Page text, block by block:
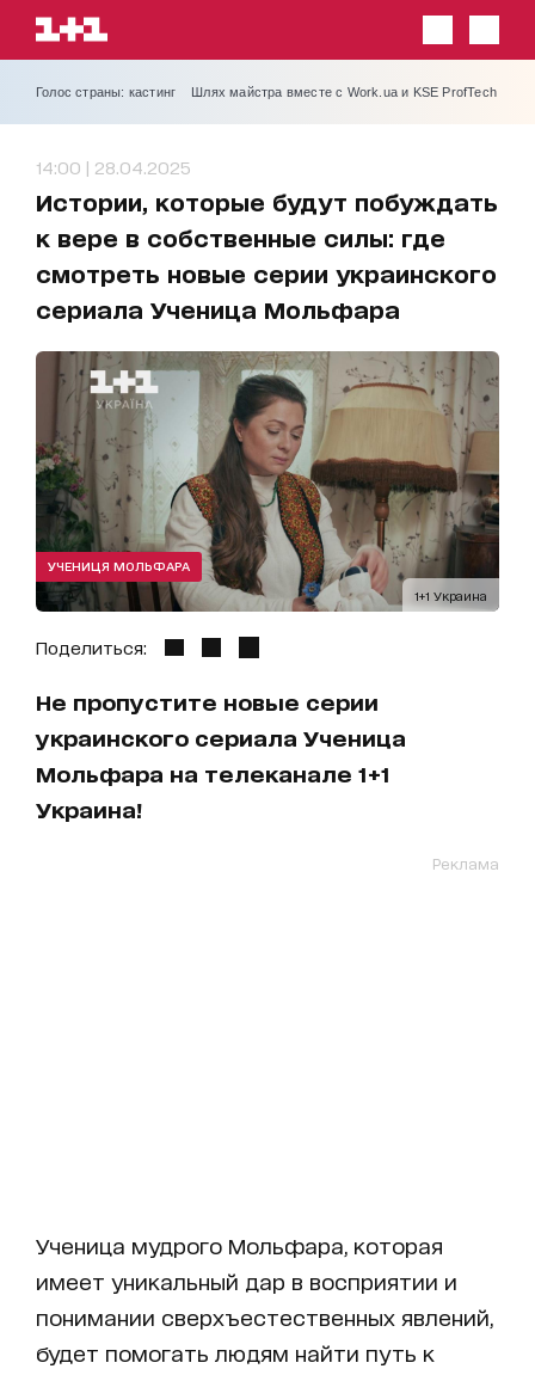
Голос страны: кастинг Шлях майстра вместе с Work.ua и KSE ProfTech
14:00 | 28.04.2025
Истории, которые будут побуждать
к вере в собственные силы: где
смотреть новые серии украинского
сериала Ученица Мольфара
1+1 Украина
УЧЕНИЦЯ МОЛЬФАРА
Поделиться:
Не пропустите новые серии
украинского сериала Ученица
Мольфара на телеканале 1+1
Украина!
Реклама
Ученица мудрого Мольфара, которая
имеет уникальный дар в восприятии и
понимании сверхъестественных явлений,
будет помогать людям найти путь к